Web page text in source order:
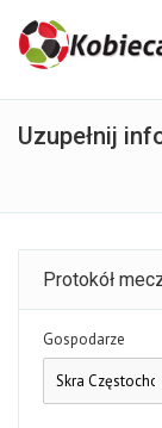
Uzupełnij
Protokół
Gospodarze